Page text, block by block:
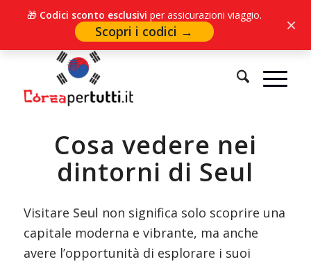
🎁 Codici sconto esclusivi per assicurazioni viaggio.
Scopri i codici → ×
Home / Città e località
Cosa vedere nei
dintorni di Seul
Visitare Seul non significa solo scoprire una
capitale moderna e vibrante, ma anche
avere l’opportunità di esplorare i suoi